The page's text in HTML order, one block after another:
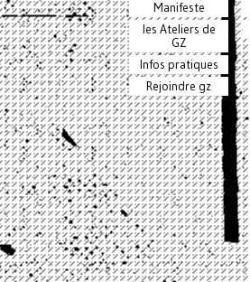
Manifeste
les Ateliers de
GZ
Infos pratiques
Rejoindre gz